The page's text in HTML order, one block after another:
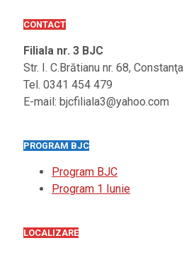
CONTACT
Filiala nr. 3 BJC
Str. I. C.Brătianu nr. 68, Constanţa
Tel. 0341 454 479
E-mail: bjcfiliala3@yahoo.com
PROGRAM BJC
Program BJC
Program 1 Iunie
LOCALIZARE